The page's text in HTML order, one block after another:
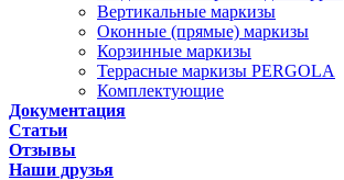
Вертикальные маркизы
Оконные (прямые) маркизы
Корзинные маркизы
Террасные маркизы PERGOLA
Комплектующие
Документация
Статьи
Отзывы
Наши друзья